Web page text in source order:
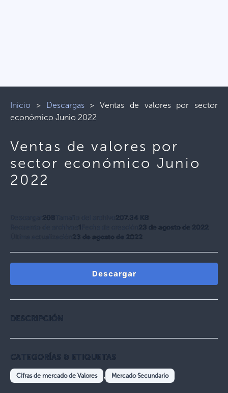
Inicio > Descargas> Ventas de valores por sector
económico Junio 2022
Ventas de valores por
sector económico Junio
2022
208
207.34 KB
1
23 de agosto de 2022
23 de agosto de 2022
Descargar
DESCRIPCIÓN
CATEGORÍAS & ETIQUETAS
Cifras de mercado de Valores , Mercado Secundario